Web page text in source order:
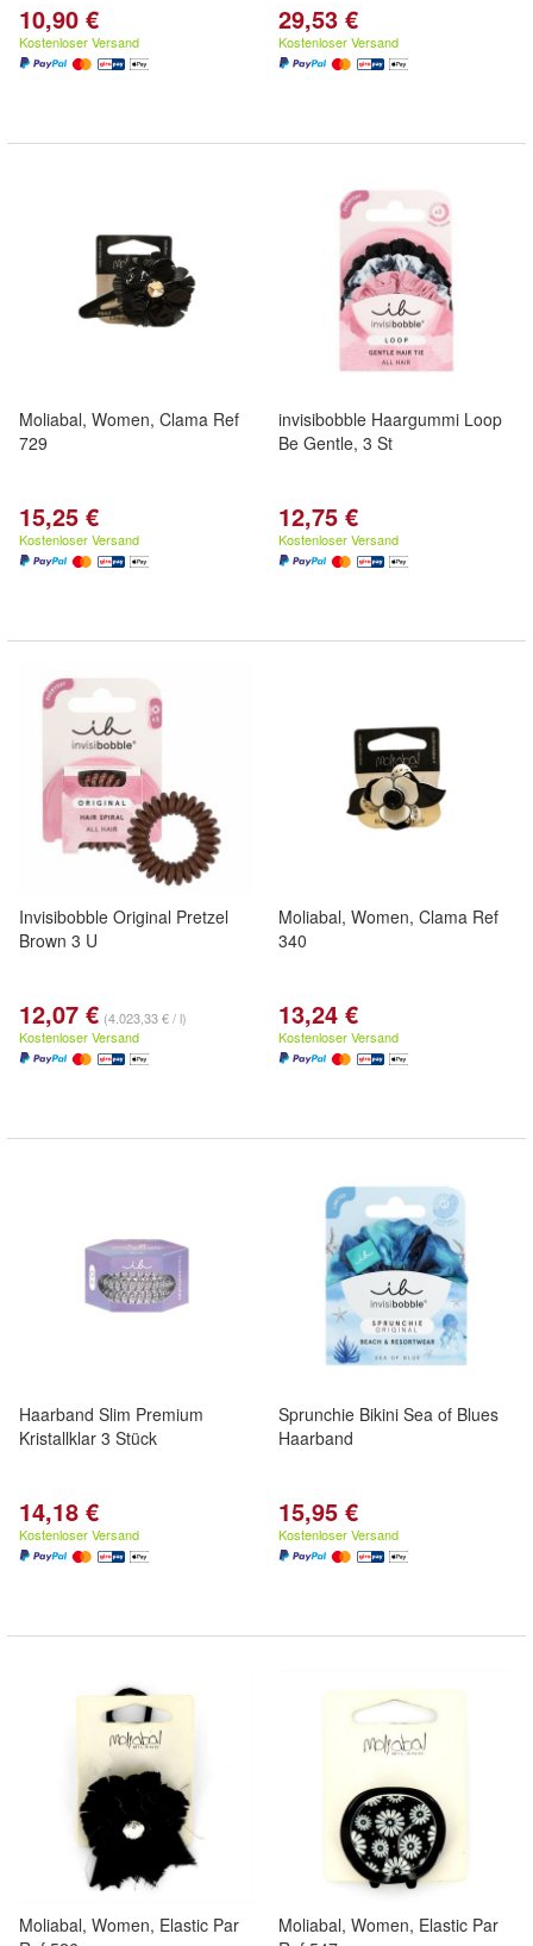
10,90 €
Kostenloser Versand
29,53 €
Kostenloser Versand
Moliabal, Women, Clama Ref
729
15,25 €
Kostenloser Versand
invisibobble Haargummi Loop
Be Gentle, 3 St
12,75 €
Kostenloser Versand
Invisibobble Original Pretzel
Brown 3 U
12,07 € (4.023,33 € / l)
Kostenloser Versand
Moliabal, Women, Clama Ref
340
13,24 €
Kostenloser Versand
Haarband Slim Premium
Kristallklar 3 Stück
14,18 €
Kostenloser Versand
Sprunchie Bikini Sea of Blues
Haarband
15,95 €
Kostenloser Versand
Moliabal, Women, Elastic Par
Moliabal, Women, Elastic Par